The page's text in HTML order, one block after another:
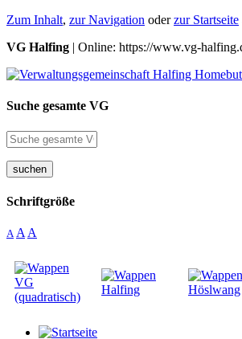
Zum Inhalt, zur Navigation oderzur Startseite
VG Halfing | Online: https://www.vg-
Suche gesamte VG
suchen
Schriftgröße
A A A